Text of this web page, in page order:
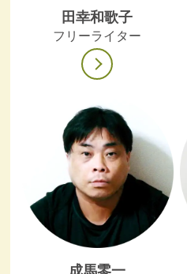
田幸和歌子
フリーライター